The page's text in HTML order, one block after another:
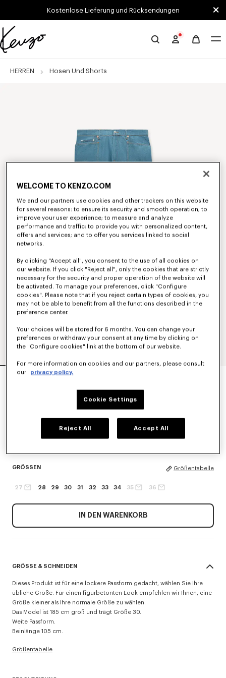
Skip to main content
Skip to footer contentKostenlose Lieferung und Rücksendungen
Offizielle
Website
HERREN Hosen Und Shorts
CARGO JEANS IN MONKEY FIT AUS
GRÖSSEN Größentabelle
27 28 29 30 31 32 33 34 35 36
IN DEN WARENKORB
GRÖSSE & SCHNEIDEN
Dieses Produkt ist für eine lockere Passform gedacht, wählen Sie Ihre
übliche Größe. Für einen figurbetonten Look empfehlen wir Ihnen, eine
Größe kleiner als Ihre normale Größe zu wählen.
Das Model ist 185 cm groß und trägt Größe 30.
Weite Passform.
Beinlänge 105 cm.
Größentabelle
WELCOME TO KENZO.COM
We and our partners use cookies and other trackers on this website
for several reasons: to ensure its security and smooth operation; to
improve your user experience; to measure and analyze
performance and traffic; to provide you with personalized content,
offers and services; and to offer you services linked to social
networks.
By clicking "Accept all", you consent to the use of all cookies on
our website. If you click "Reject all", only the cookies that are strictly
necessary for the security and proper operation of the website will
be activated. To manage your preferences, click "Configure
cookies". Please note that if you reject certain types of cookies, you
may not be able to benefit from all the functions described in the
preference center.
Your choices will be stored for 6 months. You can change your
preferences or withdraw your consent at any time by clicking on
the "Configure cookies" link at the bottom of our website.
For more information on cookies and our partners, please consult
our
privacy policy.
Cookie Settings
Reject All Accept All